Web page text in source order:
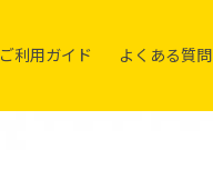
ご利用ガイド よくある質問